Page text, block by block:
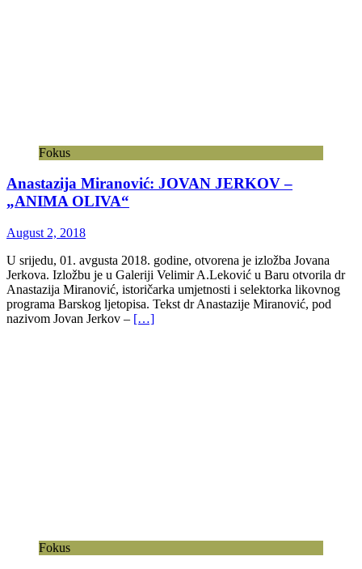
Fokus
Anastazija Miranović: JOVAN JERKOV –
„ANIMA OLIVA“
August 2, 2018
U srijedu, 01. avgusta 2018. godine, otvorena je izložba Jovana
Jerkova. Izložbu je u Galeriji Velimir A.Leković u Baru otvorila dr
Anastazija Miranović, istoričarka umjetnosti i selektorka likovnog
programa Barskog ljetopisa. Tekst dr Anastazije Miranović, pod
nazivom Jovan Jerkov – […]
Fokus